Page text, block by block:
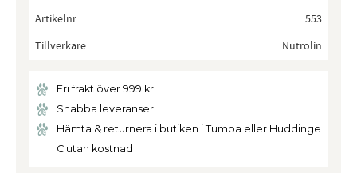
Artikelnr
553
Tillverkare
Nutrolin
Fri frakt över 999 kr
Snabba leveranser
Hämta & returnera i butiken i Tumba eller Huddinge
C utan kostnad